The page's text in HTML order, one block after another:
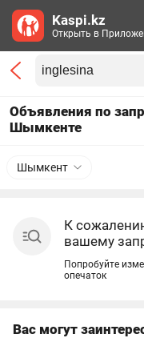
Объявления по
Шымкенте
Шымкент
К
вашему
Попробуйте
опечаток
Вас могут
Kaspi.kz
Открыть в